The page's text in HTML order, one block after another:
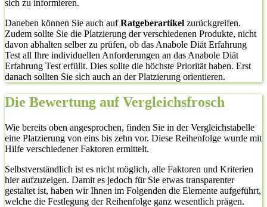
sich zu informieren.
Daneben können Sie auch aufRatgeberartikel zurückgreifen.
Zudem sollte Sie die Platzierung der verschiedenen Produkte, nicht
davon abhalten selber zu prüfen, ob das Anabole Diät Erfahrung
Test all Ihre individuellen Anforderungen an das Anabole Diät
Erfahrung Test erfüllt. Dies sollte die höchste Priorität haben. Erst
danach sollten Sie sich auch an der Platzierung orientieren.
Die Bewertung auf Vergleichsfrosch
Wie bereits oben angesprochen, finden Sie in der Vergleichstabelle
eine Platzierung von eins bis zehn vor. Diese Reihenfolge wurde mit
Hilfe verschiedener Faktoren ermittelt.
Selbstverständlich ist es nicht möglich, alle Faktoren und Kriterien
hier aufzuzeigen. Damit es jedoch für Sie etwas transparenter
gestaltet ist, haben wir Ihnen im Folgenden die Elemente aufgeführt,
welche die Festlegung der Reihenfolge ganz wesentlich prägen.